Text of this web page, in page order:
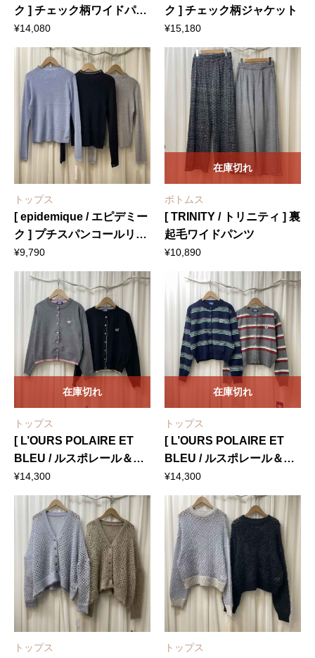
ク ] チェック柄ワイドパン
ツ
¥14,080
ク ] チェック柄ジャケット
¥15,180
トップス
[ epidemique / エピデミー
ク ] プチスパンコールリブ
ニット
¥9,790
ボトムス
[ TRINITY / トリニティ ] 裏
起毛ワイドパンツ
¥10,890
在庫切れ
トップス
[ L’OURS POLAIRE ET
BLEU / ルスポレール＆ブ
リュ ] 配色ニットカーディ
ガン
¥14,300
在庫切れ
トップス
[ L’OURS POLAIRE ET
BLEU / ルスポレール＆ブ
リュ ] マルチボーダー柄ニ
ットカーディガン
¥14,300
在庫切れ
トップス トップス